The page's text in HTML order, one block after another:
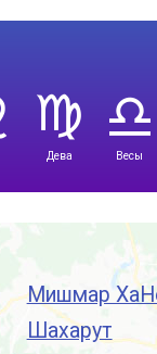
Дева Весы
Мишмар
Шахарут